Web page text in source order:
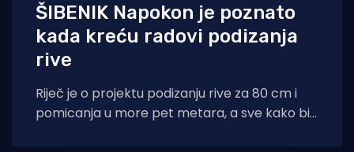
ŠIBENIK Napokon je poznato
kada kreću radovi podizanja
rive
Riječ je o projektu podizanju rive za 80 cm i
pomicanja u more pet metara, a sve kako bi